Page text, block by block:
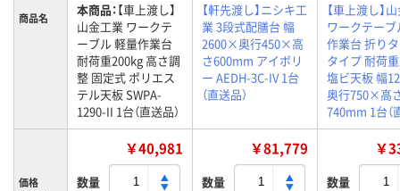
商品名 本商品：【車上渡し】
山金工業 ワークテ
ーブル 軽量作業台
耐荷重200kg 高さ調
整 固定式 ポリエス
テル天板 SWPA-
1290-II 1台（直送品）
【軒先渡し】ニシキ工
業 3段式配膳台 幅
2600×奥行450×高
さ600mm アイボリ
ー AEDH-3C-IV 1台
（直送品）
【車上渡し】
ワークテーブ
作業台 折り
タイプ 耐荷
塩ビ天板 幅
奥行750×高
740mm 1台（
価格
￥40,981
数量
￥81,779
数量
￥
数量